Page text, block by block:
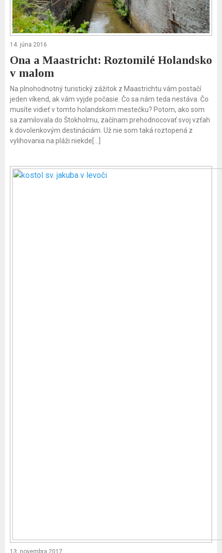
14. júna 2016
Ona a Maastricht: Roztomilé Holandsko
v malom
Na plnohodnotný turistický zážitok z Maastrichtu vám postačí
jeden víkend, ak vám vyjde počasie. Čo sa nám teda nestáva. Čo
musíte vidieť v tomto holandskom mestečku? Potom, ako som
sa zamilovala do Štokholmu, začínam prehodnocovať svoj vzťah
k dovolenkovým destináciám. Už nie som taká roztopená z
vylihovania na pláži niekde[…]